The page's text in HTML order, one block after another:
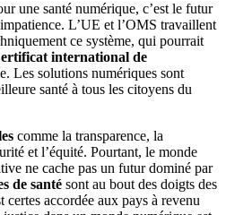
une santé numérique, c’est le futur
L’UE et l’OMS travaillent
ce système, qui pourrait
international de
Les solutions numériques sont
santé à tous les citoyens du
comme la transparence, la
et l’équité. Pourtant, le monde
ne cache pas un futur dominé par
de santé sont au bout des doigts des
certes accordée aux pays à revenu